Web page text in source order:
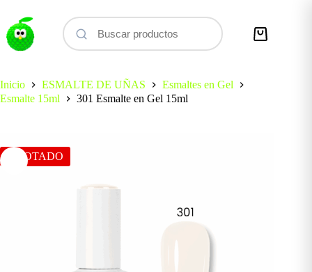
contenido
Carro
Inicio
ESMALTE DE UÑAS
Esmaltes en Gel
Esmalte 15ml
301 Esmalte en Gel 15ml
AGOTADO